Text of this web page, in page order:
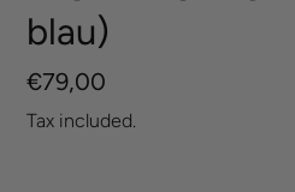
blau)
Regular
price
€79,00
Tax included.